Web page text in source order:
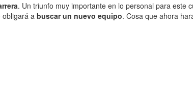
. Un triunfo muy importante en lo personal para este
obligará abuscar un nuevo equipo. Cosa que ahora